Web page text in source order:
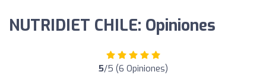
NUTRIDIET CHILE: Opiniones
5/5 (6 Opiniones)